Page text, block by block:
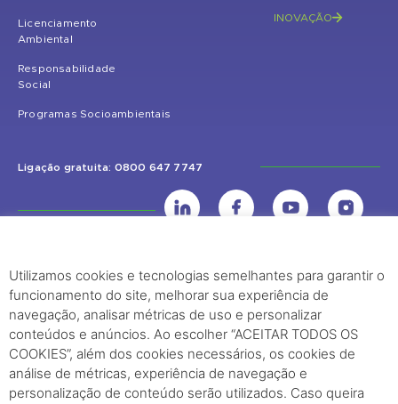
Licenciamento
Ambiental
Responsabilidade
Social
Programas Socioambientais
INOVAÇÃO
Ligação gratuita: 0800 647 7747
UHE Jirau
Rodovia BR-364, KM 824 S/Nº - Distrito de Jaci Paraná – Porto Velho
(RO) – CEP: 76840-000 – Telefone: (69) 2182.8600
Rio de Janeiro (RJ)
Utilizamos cookies e tecnologias semelhantes para garantir o
funcionamento do site, melhorar sua experiência de
navegação, analisar métricas de uso e personalizar
conteúdos e anúncios. Ao escolher “ACEITAR TODOS OS
COOKIES”, além dos cookies necessários, os cookies de
análise de métricas, experiência de navegação e
personalização de conteúdo serão utilizados. Caso queira